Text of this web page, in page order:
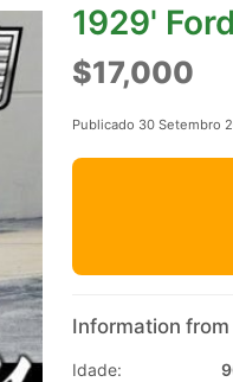
1929'
$17,000
Publicado 30 Setembro
Information
Idade: